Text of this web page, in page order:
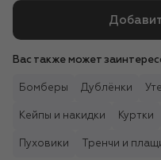
Вас также может
Бомберы Дублёнки
Кейпы и накидки Куртки
Пуховики Тренчи и